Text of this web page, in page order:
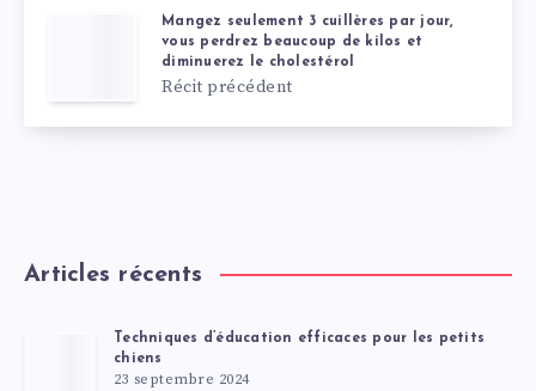
Mangez seulement 3 cuillères par jour,
vous perdrez beaucoup de kilos et
diminuerez le cholestérol
Récit précédent
Articles récents
Techniques d’éducation efficaces pour les petits
chiens
23 septembre 2024